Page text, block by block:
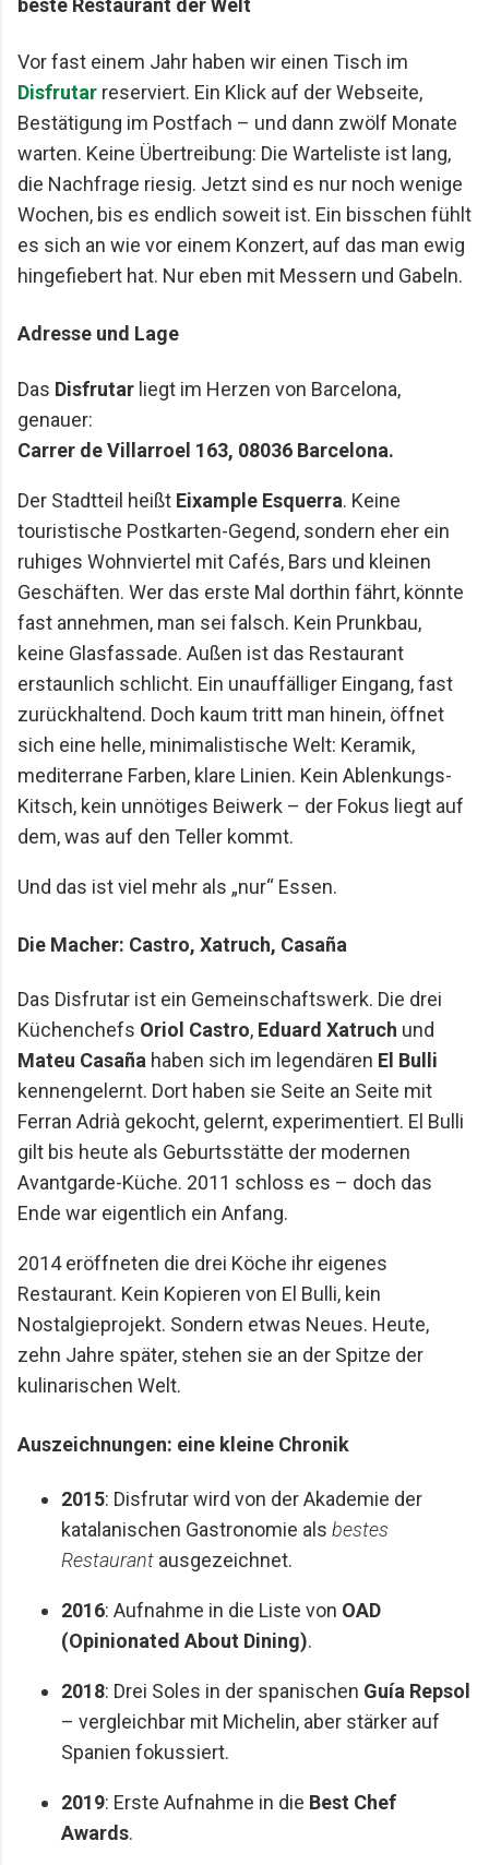
Restaurantbesuche etwas Besonderes bleiben.
Vor fast einem Jahr haben wir einen Tisch im
Disfrutar reserviert. Ein Klick auf der Webseite,
Bestätigung im Postfach – und dann zwölf Monate
warten. Keine Übertreibung: Die Warteliste ist lang,
die Nachfrage riesig. Jetzt sind es nur noch wenige
Wochen, bis es endlich soweit ist. Ein bisschen fühlt
es sich an wie vor einem Konzert, auf das man ewig
hingefiebert hat. Nur eben mit Messern und Gabeln.
Adresse und Lage
Das Disfrutar liegt im Herzen von Barcelona,
genauer:
Carrer de Villarroel 163, 08036 Barcelona.
Der Stadtteil heißt Eixample Esquerra. Keine
touristische Postkarten-Gegend, sondern eher ein
ruhiges Wohnviertel mit Cafés, Bars und kleinen
Geschäften. Wer das erste Mal dorthin fährt, könnte
fast annehmen, man sei falsch. Kein Prunkbau,
keine Glasfassade. Außen ist das Restaurant
erstaunlich schlicht. Ein unauffälliger Eingang, fast
zurückhaltend. Doch kaum tritt man hinein, öffnet
sich eine helle, minimalistische Welt: Keramik,
mediterrane Farben, klare Linien. Kein Ablenkungs-
Kitsch, kein unnötiges Beiwerk – der Fokus liegt auf
dem, was auf den Teller kommt.
Und das ist viel mehr als „nur“ Essen.
Die Macher: Castro, Xatruch, Casaña
Das Disfrutar ist ein Gemeinschaftswerk. Die drei
Küchenchefs Oriol Castro, Eduard Xatruch und
Mateu Casaña haben sich im legendären El Bulli
kennengelernt. Dort haben sie Seite an Seite mit
Ferran Adrià gekocht, gelernt, experimentiert. El Bulli
gilt bis heute als Geburtsstätte der modernen
Avantgarde-Küche. 2011 schloss es – doch das
Ende war eigentlich ein Anfang.
2014 eröffneten die drei Köche ihr eigenes
Restaurant. Kein Kopieren von El Bulli, kein
Nostalgieprojekt. Sondern etwas Neues. Heute,
zehn Jahre später, stehen sie an der Spitze der
kulinarischen Welt.
Auszeichnungen: eine kleine Chronik
2015: Disfrutar wird von der Akademie der
katalanischen Gastronomie als bestes
Restaurant ausgezeichnet.
2016: Aufnahme in die Liste von OAD
(Opinionated About Dining).
2018: Drei Soles in der spanischen Guía Repsol
– vergleichbar mit Michelin, aber stärker auf
Spanien fokussiert.
2019: Erste Aufnahme in die Best Chef
Awards.